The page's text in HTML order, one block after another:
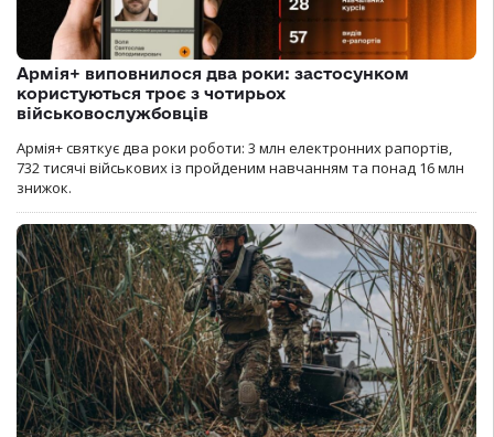
Армія+ виповнилося два роки: застосунком
користуються троє з чотирьох
військовослужбовців
Армія+ святкує два роки роботи: 3 млн електронних рапортів,
732 тисячі військових із пройденим навчанням та понад 16 млн
знижок.